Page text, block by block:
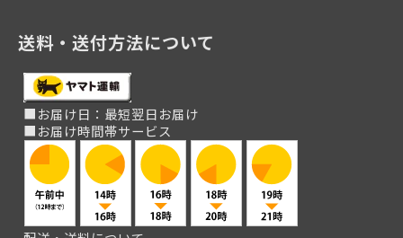
送料・送付方法について
■お届け日：最短翌日お届け
■お届け時間帯サービス